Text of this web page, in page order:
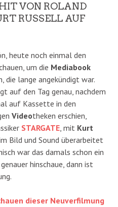
VON ROLAND
RUSSELL AUF
heute noch einmal den
um die Mediabook
die lange angekündigt war.
auf den Tag genau, nachdem
auf Kassette in den
Videotheken erschien,
STARGATE, mit Kurt
Bild und Sound überarbeitet
war das damals schon ein
hinschaue, dann ist
dieser Neuverfilmung